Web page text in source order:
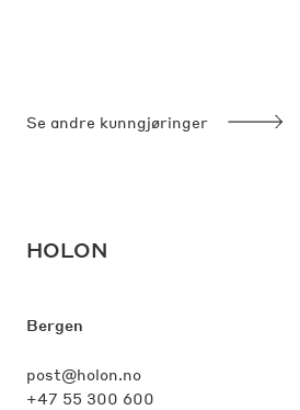
Se andre kunngjøringer
HOLON
Bergen
post@holon.no
+47 55 300 600